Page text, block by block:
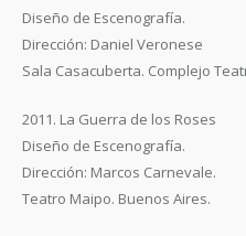
Diseño de Escenografía.
Dirección: Daniel Veronese
Sala Casacuberta. Complejo
2011. La Guerra de los Roses
Diseño de Escenografía.
Dirección: Marcos Carnevale.
Teatro Maipo. Buenos Aires.